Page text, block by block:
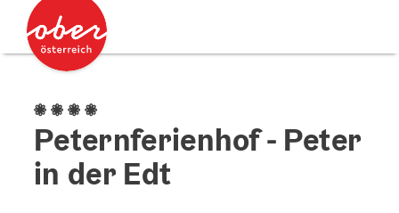
Zum Inhalt
Zum Seitenanfang
4 Blumen
Peternferienhof - Peter
in der Edt